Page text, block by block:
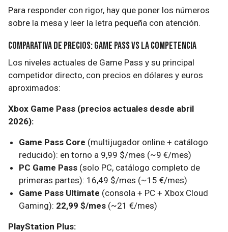
Para responder con rigor, hay que poner los números
sobre la mesa y leer la letra pequeña con atención.
Comparativa de precios: Game Pass vs la competencia
Los niveles actuales de Game Pass y su principal
competidor directo, con precios en dólares y euros
aproximados:
Xbox Game Pass (precios actuales desde abril
2026):
Game Pass Core (multijugador online + catálogo
reducido): en torno a 9,99 $/mes (~9 €/mes)
PC Game Pass (solo PC, catálogo completo de
primeras partes): 16,49 $/mes (~15 €/mes)
Game Pass Ultimate (consola + PC + Xbox Cloud
Gaming): 22,99 $/mes (~21 €/mes)
PlayStation Plus: